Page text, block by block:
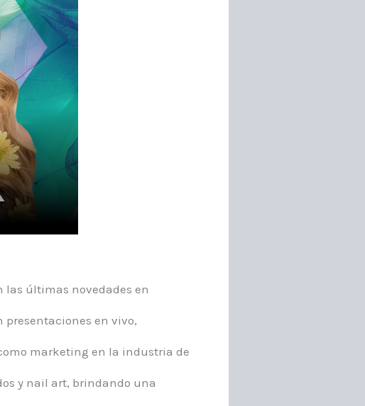
las últimas novedades en
en vivo,
marketing en la industria de
y nail art, brindando una